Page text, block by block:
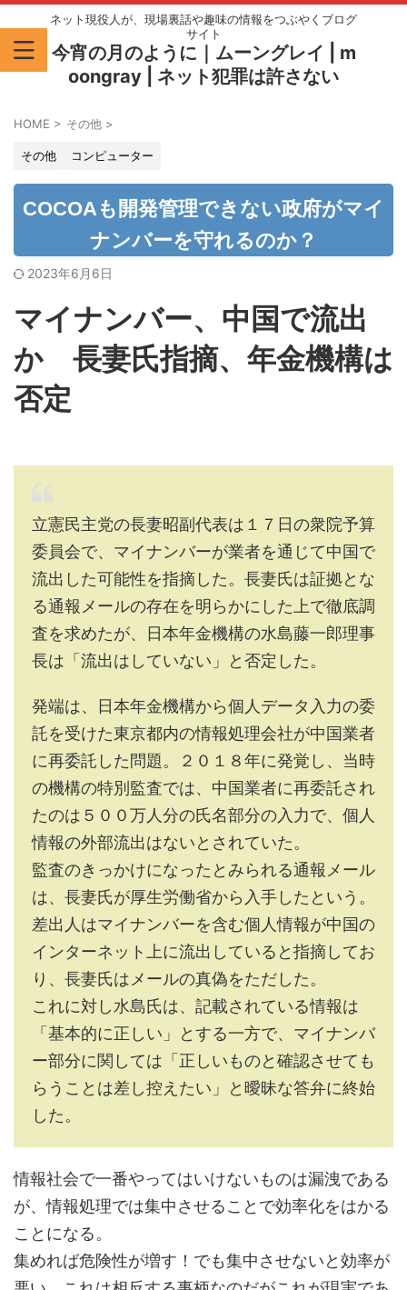
ネット現役人が、現場裏話や趣味の情報をつぶやくブログ
サイト
今宵の月のように｜ムーングレイ | m
oongray | ネット犯罪は許さない
HOME > その他 >
その他 コンピューター
COCOAも開発管理できない政府がマイ
ナンバーを守れるのか？
2023年6月6日
マイナンバー、中国で流出
か 長妻氏指摘、年金機構は
否定
立憲民主党の長妻昭副代表は１７日の衆院予算
委員会で、マイナンバーが業者を通じて中国で
流出した可能性を指摘した。長妻氏は証拠とな
る通報メールの存在を明らかにした上で徹底調
査を求めたが、日本年金機構の水島藤一郎理事
長は「流出はしていない」と否定した。
発端は、日本年金機構から個人データ入力の委
託を受けた東京都内の情報処理会社が中国業者
に再委託した問題。２０１８年に発覚し、当時
の機構の特別監査では、中国業者に再委託され
たのは５００万人分の氏名部分の入力で、個人
情報の外部流出はないとされていた。
監査のきっかけになったとみられる通報メール
は、長妻氏が厚生労働省から入手したという。
差出人はマイナンバーを含む個人情報が中国の
インターネット上に流出していると指摘してお
り、長妻氏はメールの真偽をただした。
これに対し水島氏は、記載されている情報は
「基本的に正しい」とする一方で、マイナンバ
ー部分に関しては「正しいものと確認させても
らうことは差し控えたい」と曖昧な答弁に終始
した。
情報社会で一番やってはいけないものは漏洩である
が、情報処理では集中させることで効率化をはかる
ことになる。
集めれば危険性が増す！でも集中させないと効率が